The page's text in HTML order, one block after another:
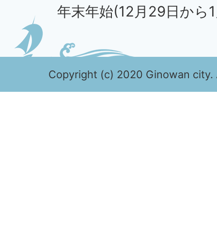
年末年始(12月29日から
Copyright (c) 2020 Ginowan city.